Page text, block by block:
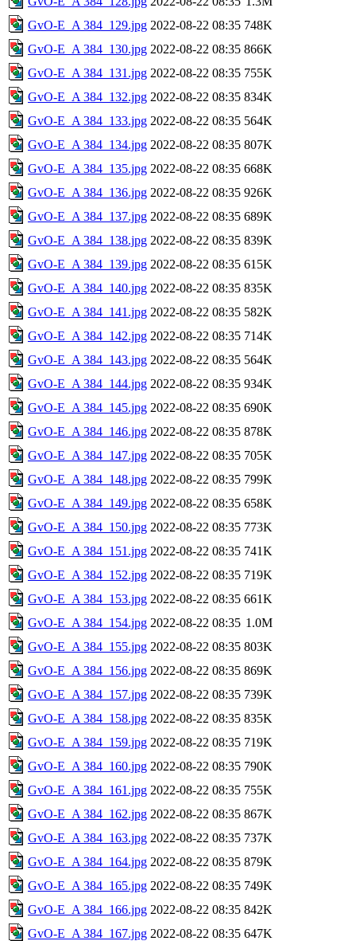
GvO-E_A 384_129.jpg 2022-08-22 08:35 748K
GvO-E_A 384_130.jpg 2022-08-22 08:35 866K
GvO-E_A 384_131.jpg 2022-08-22 08:35 755K
GvO-E_A 384_132.jpg 2022-08-22 08:35 834K
GvO-E_A 384_133.jpg 2022-08-22 08:35 564K
GvO-E_A 384_134.jpg 2022-08-22 08:35 807K
GvO-E_A 384_135.jpg 2022-08-22 08:35 668K
GvO-E_A 384_136.jpg 2022-08-22 08:35 926K
GvO-E_A 384_137.jpg 2022-08-22 08:35 689K
GvO-E_A 384_138.jpg 2022-08-22 08:35 839K
GvO-E_A 384_139.jpg 2022-08-22 08:35 615K
GvO-E_A 384_140.jpg 2022-08-22 08:35 835K
GvO-E_A 384_141.jpg 2022-08-22 08:35 582K
GvO-E_A 384_142.jpg 2022-08-22 08:35 714K
GvO-E_A 384_143.jpg 2022-08-22 08:35 564K
GvO-E_A 384_144.jpg 2022-08-22 08:35 934K
GvO-E_A 384_145.jpg 2022-08-22 08:35 690K
GvO-E_A 384_146.jpg 2022-08-22 08:35 878K
GvO-E_A 384_147.jpg 2022-08-22 08:35 705K
GvO-E_A 384_148.jpg 2022-08-22 08:35 799K
GvO-E_A 384_149.jpg 2022-08-22 08:35 658K
GvO-E_A 384_150.jpg 2022-08-22 08:35 773K
GvO-E_A 384_151.jpg 2022-08-22 08:35 741K
GvO-E_A 384_152.jpg 2022-08-22 08:35 719K
GvO-E_A 384_153.jpg 2022-08-22 08:35 661K
GvO-E_A 384_154.jpg 2022-08-22 08:35 1.0M
GvO-E_A 384_155.jpg 2022-08-22 08:35 803K
GvO-E_A 384_156.jpg 2022-08-22 08:35 869K
GvO-E_A 384_157.jpg 2022-08-22 08:35 739K
GvO-E_A 384_158.jpg 2022-08-22 08:35 835K
GvO-E_A 384_159.jpg 2022-08-22 08:35 719K
GvO-E_A 384_160.jpg 2022-08-22 08:35 790K
GvO-E_A 384_161.jpg 2022-08-22 08:35 755K
GvO-E_A 384_162.jpg 2022-08-22 08:35 867K
GvO-E_A 384_163.jpg 2022-08-22 08:35 737K
GvO-E_A 384_164.jpg 2022-08-22 08:35 879K
GvO-E_A 384_165.jpg 2022-08-22 08:35 749K
GvO-E_A 384_166.jpg 2022-08-22 08:35 842K
GvO-E_A 384_167.jpg 2022-08-22 08:35 647K